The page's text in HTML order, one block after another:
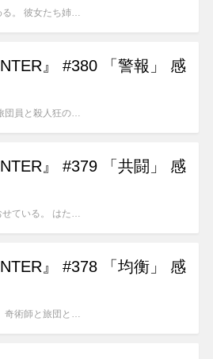
る。 彼女たち姉…
』 #380 「警報」 感
団員と殺人狂の…
』 #379 「共闘」 感
せている。 はた…
』 #378 「均衡」 感
奇術師と旅団と…